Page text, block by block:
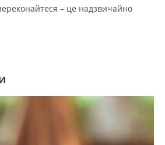
– це надзвичайно